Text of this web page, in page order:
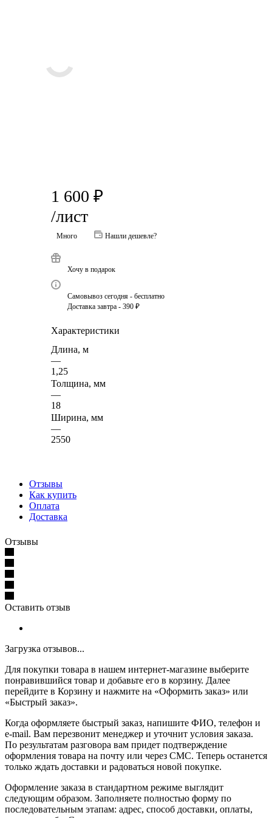
1 600 ₽
/лист
Много Нашли дешевле?
Хочу в подарок
Самовывоз сегодня - бесплатно
Доставка завтра - 390 ₽
Характеристики
Длина, м
—
1,25
Толщина, мм
—
18
Ширина, мм
—
2550
Отзывы
Как купить
Оплата
Доставка
Отзывы
Оставить отзыв
Загрузка отзывов...
Для покупки товара в нашем интернет-магазине выберите
понравившийся товар и добавьте его в корзину. Далее
перейдите в Корзину и нажмите на «Оформить заказ» или
«Быстрый заказ».
Когда оформляете быстрый заказ, напишите ФИО, телефон и
e-mail. Вам перезвонит менеджер и уточнит условия заказа.
По результатам разговора вам придет подтверждение
оформления товара на почту или через СМС. Теперь останется
только ждать доставки и радоваться новой покупке.
Оформление заказа в стандартном режиме выглядит
следующим образом. Заполняете полностью форму по
последовательным этапам: адрес, способ доставки, оплаты,